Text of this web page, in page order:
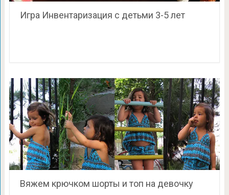
Игра Инвентаризация с детьми 3-5 лет
Вяжем крючком шорты и топ на девочку